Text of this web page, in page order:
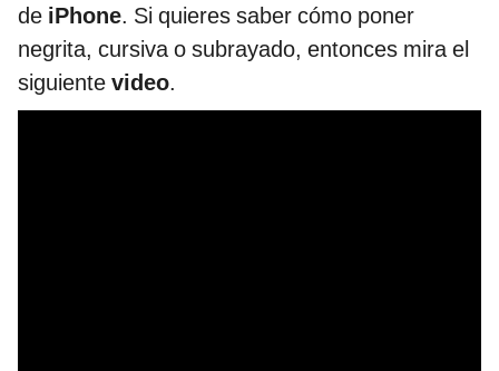
de iPhone. Si quieres saber cómo poner
negrita, cursiva o subrayado, entonces mira el
siguiente video.